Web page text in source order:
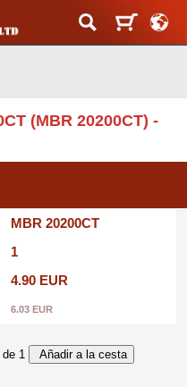
(MBR 20200CT) -
MBR 20200CT
1
4.90 EUR
6.03 EUR
de 1